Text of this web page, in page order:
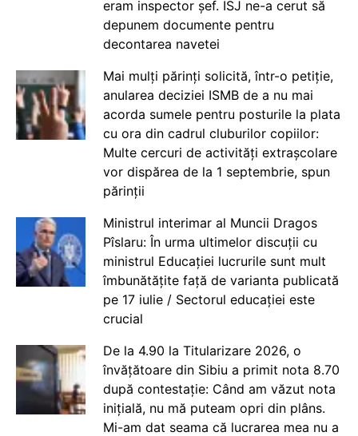
eram inspector șef. ISJ ne-a cerut să
depunem documente pentru
decontarea navetei
Mai mulți părinți solicită, într-o petiție,
anularea deciziei ISMB de a nu mai
acorda sumele pentru posturile la plata
cu ora din cadrul cluburilor copiilor:
Multe cercuri de activități extrașcolare
vor dispărea de la 1 septembrie, spun
părinții
Ministrul interimar al Muncii Dragos
Pîslaru: În urma ultimelor discuții cu
ministrul Educației lucrurile sunt mult
îmbunătățite față de varianta publicată
pe 17 iulie / Sectorul educației este
crucial
De la 4.90 la Titularizare 2026, o
învățătoare din Sibiu a primit nota 8.70
după contestație: Când am văzut nota
inițială, nu mă puteam opri din plâns.
Mi-am dat seama că lucrarea mea nu a